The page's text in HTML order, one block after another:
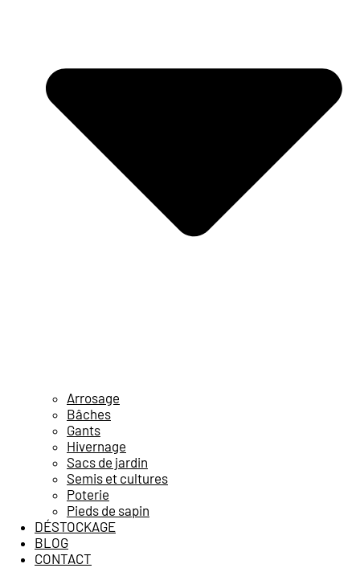
Arrosage
Bâches
Gants
Hivernage
Sacs de jardin
Semis et cultures
Poterie
Pieds de sapin
DÉSTOCKAGE
BLOG
CONTACT